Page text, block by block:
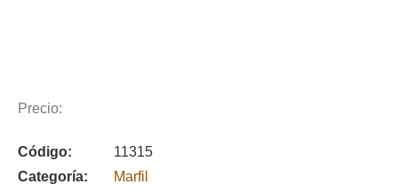
Precio:
Código:
11315
Categoría:
Marfil